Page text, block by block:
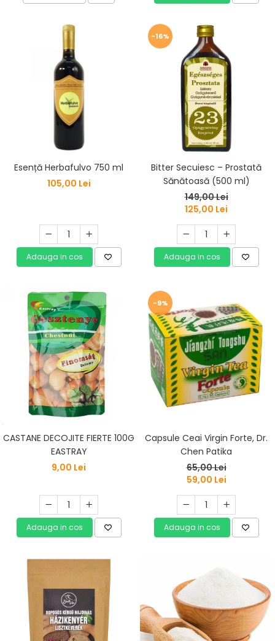
Esență Herbafulvo 750 ml
105,00 Lei
Adauga in cos
-16%
Bitter Secuiesc – Prostată
Sănătoasă (500 ml)
149,00 Lei
125,00 Lei
Adauga in cos
CASTANE DECOJITE FIERTE 100G
EASTRAY
9,00 Lei
Adauga in cos
-9%
Capsule Ceai Virgin Forte, Dr.
Chen Patika
65,00 Lei
59,00 Lei
Adauga in cos